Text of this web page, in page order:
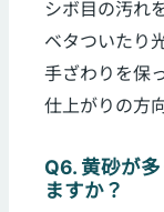
シボ目の汚れ
ベタついたり
手ざわりを保
仕上がりの方
Q6. 黄砂が
ますか？